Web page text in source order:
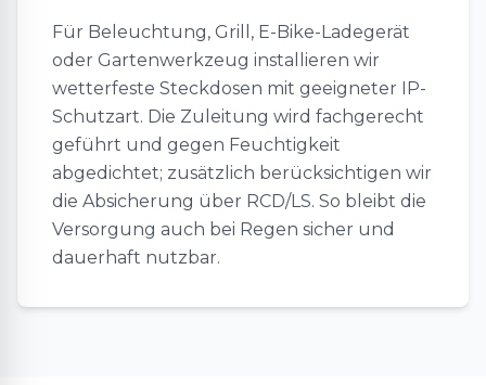
Für Beleuchtung, Grill, E-Bike-Ladegerät
oder Gartenwerkzeug installieren wir
wetterfeste Steckdosen mit geeigneter IP-
Schutzart. Die Zuleitung wird fachgerecht
geführt und gegen Feuchtigkeit
abgedichtet; zusätzlich berücksichtigen wir
die Absicherung über RCD/LS. So bleibt die
Versorgung auch bei Regen sicher und
dauerhaft nutzbar.